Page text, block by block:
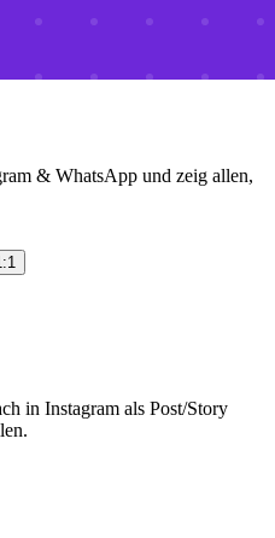
& WhatsApp und zeig allen,
in Instagram als Post/Story